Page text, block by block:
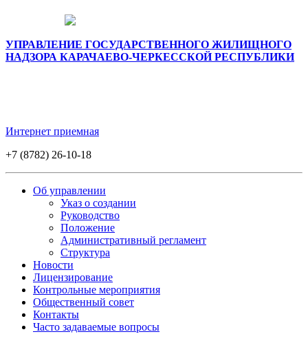
УПРАВЛЕНИЕ ГОСУДАРСТВЕННОГО ЖИЛИЩНОГО
НАДЗОРА КАРАЧАЕВО-ЧЕРКЕССКОЙ РЕСПУБЛИКИ
Интернет приемная
+7 (8782) 26-10-18
Об управлении
Указ о создании
Руководство
Положение
Административный регламент
Структура
Новости
Лицензирование
Контрольные мероприятия
Общественный совет
Контакты
Часто задаваемые вопросы